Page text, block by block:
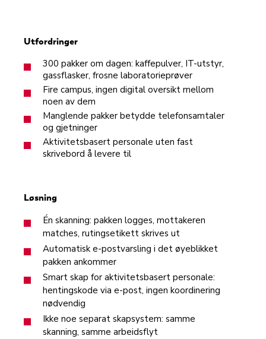
Utfordringer
300 pakker om dagen: kaffepulver, IT-utstyr,
gassflasker, frosne laboratorieprøver
Fire campus, ingen digital oversikt mellom
noen av dem
Manglende pakker betydde telefonsamtaler
og gjetninger
Aktivitetsbasert personale uten fast
skrivebord å levere til
Løsning
Én skanning: pakken logges, mottakeren
matches, rutingsetikett skrives ut
Automatisk e-postvarsling i det øyeblikket
pakken ankommer
Smart skap for aktivitetsbasert personale:
hentingskode via e-post, ingen koordinering
nødvendig
Ikke noe separat skapsystem: samme
skanning, samme arbeidsflyt